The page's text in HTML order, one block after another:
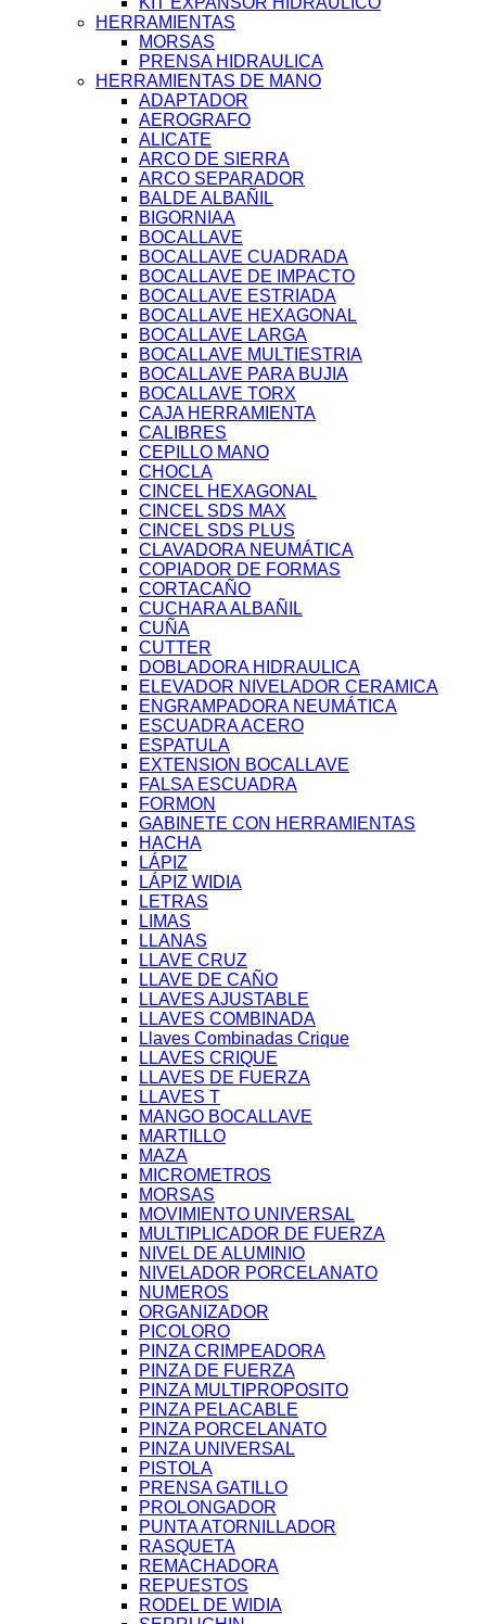
HERRAMIENTAS
MORSAS
PRENSA HIDRAULICA
HERRAMIENTAS DE MANO
ADAPTADOR
AEROGRAFO
ALICATE
ARCO DE SIERRA
ARCO SEPARADOR
BALDE ALBAÑIL
BIGORNIAA
BOCALLAVE
BOCALLAVE CUADRADA
BOCALLAVE DE IMPACTO
BOCALLAVE ESTRIADA
BOCALLAVE HEXAGONAL
BOCALLAVE LARGA
BOCALLAVE MULTIESTRIA
BOCALLAVE PARA BUJIA
BOCALLAVE TORX
CAJA HERRAMIENTA
CALIBRES
CEPILLO MANO
CHOCLA
CINCEL HEXAGONAL
CINCEL SDS MAX
CINCEL SDS PLUS
CLAVADORA NEUMÁTICA
COPIADOR DE FORMAS
CORTACAÑO
CUCHARA ALBAÑIL
CUÑA
CUTTER
DOBLADORA HIDRAULICA
ELEVADOR NIVELADOR CERAMICA
ENGRAMPADORA NEUMÁTICA
ESCUADRA ACERO
ESPATULA
EXTENSION BOCALLAVE
FALSA ESCUADRA
FORMON
GABINETE CON HERRAMIENTAS
HACHA
LÁPIZ
LÁPIZ WIDIA
LETRAS
LIMAS
LLANAS
LLAVE CRUZ
LLAVE DE CAÑO
LLAVES AJUSTABLE
LLAVES COMBINADA
Llaves Combinadas Crique
LLAVES CRIQUE
LLAVES DE FUERZA
LLAVES T
MANGO BOCALLAVE
MARTILLO
MAZA
MICROMETROS
MORSAS
MOVIMIENTO UNIVERSAL
MULTIPLICADOR DE FUERZA
NIVEL DE ALUMINIO
NIVELADOR PORCELANATO
NUMEROS
ORGANIZADOR
PICOLORO
PINZA CRIMPEADORA
PINZA DE FUERZA
PINZA MULTIPROPOSITO
PINZA PELACABLE
PINZA PORCELANATO
PINZA UNIVERSAL
PISTOLA
PRENSA GATILLO
PROLONGADOR
PUNTA ATORNILLADOR
RASQUETA
REMACHADORA
REPUESTOS
RODEL DE WIDIA